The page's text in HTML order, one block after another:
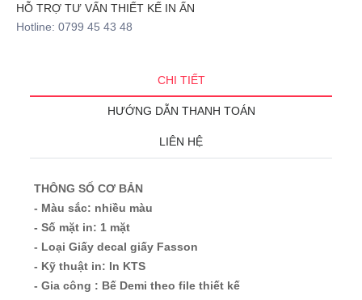
HỖ TRỢ TƯ VẤN THIẾT KẾ IN ẤN
Hotline: 0799 45 43 48
CHI TIẾT
HƯỚNG DẪN THANH TOÁN
LIÊN HỆ
THÔNG SỐ CƠ BẢN
- Màu sắc: nhiều màu
- Số mặt in: 1 mặt
- Loại Giấy decal giấy Fasson
- Kỹ thuật in: In KTS
- Gia công : Bế Demi theo file thiết kế